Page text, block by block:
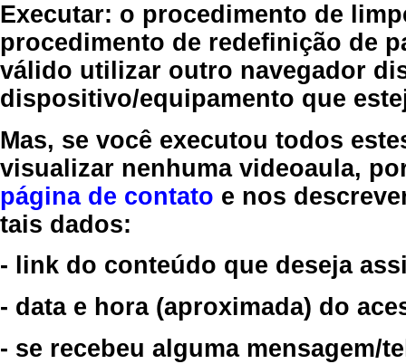
Executar: o procedimento de
procedimento de redefinição de
válido utilizar outro navegador
dispositivo/equipamento que
Mas, se você executou todos
visualizar nenhuma videoaula,
página de contato e nos
tais dados:
- link do conteúdo que deseja
- data e hora (aproximada) do
- se recebeu alguma mensagem/